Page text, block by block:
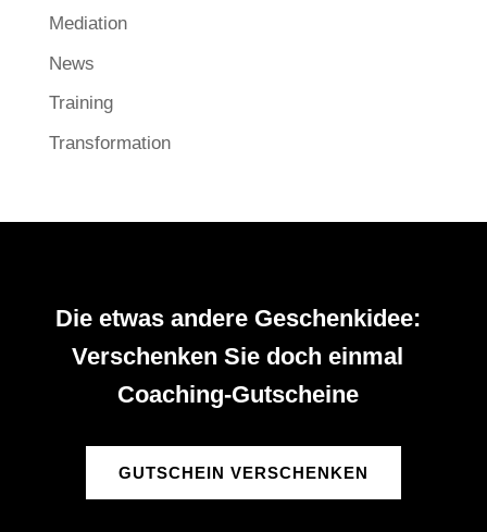
Mediation
News
Training
Transformation
Die etwas andere Geschenkidee:
Verschenken Sie doch einmal
Coaching-Gutscheine
GUTSCHEIN VERSCHENKEN